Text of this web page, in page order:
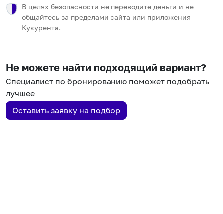
В целях безопасности не переводите деньги и не
общайтесь за пределами сайта или приложения
Кукурента.
Не можете найти подходящий вариант?
Специалист по бронированию поможет подобрать
лучшее
Оставить заявку на подбор